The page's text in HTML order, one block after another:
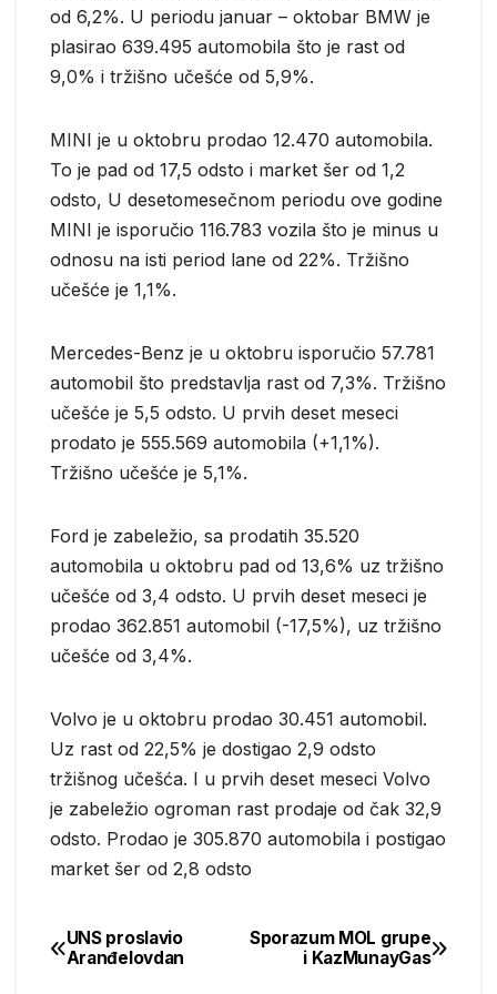
od 6,2%. U periodu januar – oktobar BMW je
plasirao 639.495 automobila što je rast od
9,0% i tržišno učešće od 5,9%.
MINI je u oktobru prodao 12.470 automobila.
To je pad od 17,5 odsto i market šer od 1,2
odsto, U desetomesečnom periodu ove godine
MINI je isporučio 116.783 vozila što je minus u
odnosu na isti period lane od 22%. Tržišno
učešće je 1,1%.
Mercedes-Benz je u oktobru isporučio 57.781
automobil što predstavlja rast od 7,3%. Tržišno
učešće je 5,5 odsto. U prvih deset meseci
prodato je 555.569 automobila (+1,1%).
Tržišno učešće je 5,1%.
Ford je zabeležio, sa prodatih 35.520
automobila u oktobru pad od 13,6% uz tržišno
učešće od 3,4 odsto. U prvih deset meseci je
prodao 362.851 automobil (-17,5%), uz tržišno
učešće od 3,4%.
Volvo je u oktobru prodao 30.451 automobil.
Uz rast od 22,5% je dostigao 2,9 odsto
tržišnog učešća. I u prvih deset meseci Volvo
je zabeležio ogroman rast prodaje od čak 32,9
odsto. Prodao je 305.870 automobila i postigao
market šer od 2,8 odsto
Post
Sporazum MOL grupe
i KazMunayGas
UNS proslavio
Aranđelovdan